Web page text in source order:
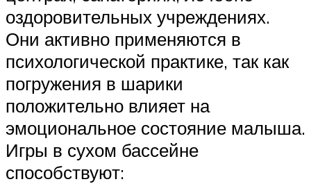
оздоровительных учреждениях.
Они активно применяются в
психологической практике, так как
погружения в шарики
положительно влияет на
эмоциональное состояние малыша.
Игры в сухом бассейне
способствуют: